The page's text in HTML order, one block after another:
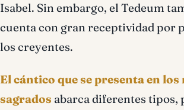
Isabel. Sin embargo, el Tedeum
cuenta con gran receptividad por
los creyentes.
El cántico que se presenta en
sagrados abarca diferentes tipos,